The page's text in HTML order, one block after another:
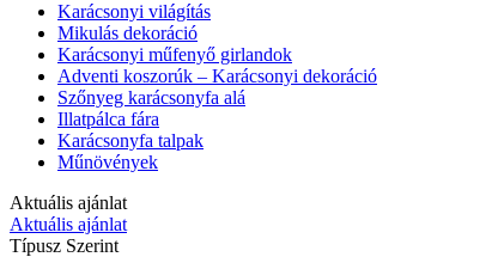
Karácsonyi világítás
Mikulás dekoráció
Karácsonyi műfenyő girlandok
Adventi koszorúk – Karácsonyi dekoráció
Szőnyeg karácsonyfa alá
Illatpálca fára
Karácsonyfa talpak
Műnövények
Aktuális ajánlat
Aktuális ajánlat
Típusz Szerint